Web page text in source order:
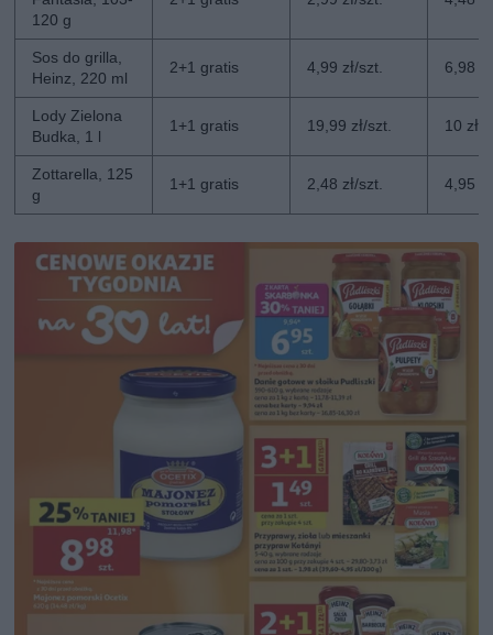
120 g
Sos do grilla,
Heinz, 220 ml
2+1 gratis 4,99 zł/szt. 6,98
Lody Zielona
Budka, 1 l
1+1 gratis 19,99 zł/szt. 10 zł/
Zottarella, 125
g
1+1 gratis 2,48 zł/szt. 4,95